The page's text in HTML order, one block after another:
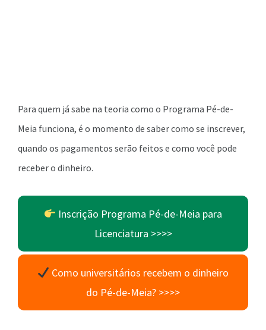
Para quem já sabe na teoria como o Programa Pé-de-
Meia funciona, é o momento de saber como se inscrever,
quando os pagamentos serão feitos e como você pode
receber o dinheiro.
Inscrição Programa Pé-de-Meia para
Licenciatura >>>>
Como universitários recebem o dinheiro
do Pé-de-Meia? >>>>